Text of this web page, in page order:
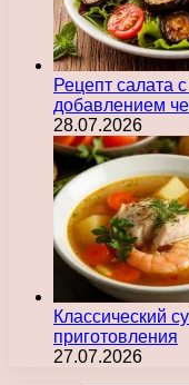
Рецепт салата
добавлением
28.07.2026
Классический
приготовления
27.07.2026